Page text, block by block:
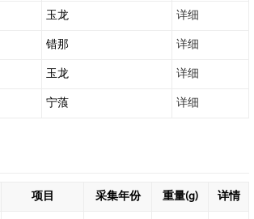
玉龙 详细
错那 详细
玉龙 详细
宁蒗 详细
项目 采集年份 重量(g) 详情